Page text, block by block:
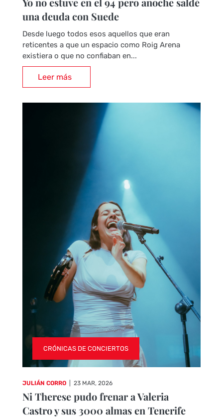
una deuda con Suede
Desde luego todos esos aquellos que eran
reticentes a que un espacio como Roig Arena
existiera o que no confiaban en...
Leer más
CRÓNICAS DE CONCIERTOS
JULIÁN CORRO 23 MAR, 2026
Ni Therese pudo frenar a Valeria
Castro y sus 3000 almas en Tenerife